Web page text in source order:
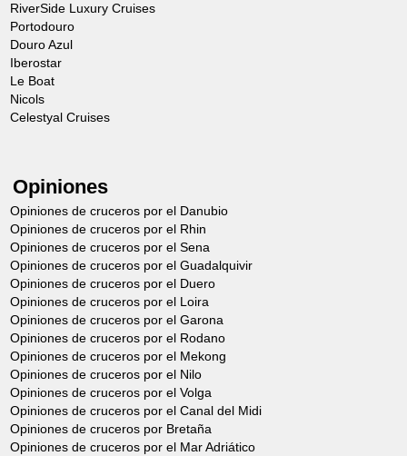
RiverSide Luxury Cruises
Portodouro
Douro Azul
Iberostar
Le Boat
Nicols
Celestyal Cruises
Opiniones
Opiniones de cruceros por el Danubio
Opiniones de cruceros por el Rhin
Opiniones de cruceros por el Sena
Opiniones de cruceros por el Guadalquivir
Opiniones de cruceros por el Duero
Opiniones de cruceros por el Loira
Opiniones de cruceros por el Garona
Opiniones de cruceros por el Rodano
Opiniones de cruceros por el Mekong
Opiniones de cruceros por el Nilo
Opiniones de cruceros por el Volga
Opiniones de cruceros por el Canal del Midi
Opiniones de cruceros por Bretaña
Opiniones de cruceros por el Mar Adriático